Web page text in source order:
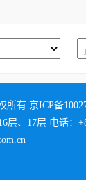
有 京ICP备
、17层 电话：